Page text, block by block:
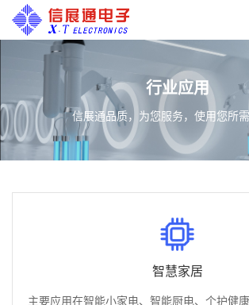
行业应用
信展通品质，为您服务，使用您所
智慧家居
主要应用在智能小家电、智能厨电、个护健